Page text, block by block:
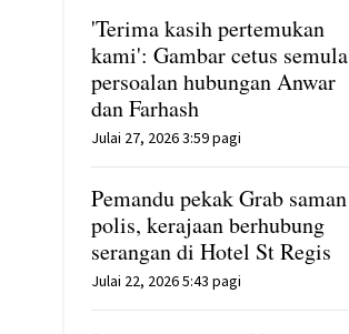
'Terima kasih pertemukan
kami': Gambar cetus semula
persoalan hubungan Anwar
dan Farhash
Julai 27, 2026 3:59 pagi
Pemandu pekak Grab saman
polis, kerajaan berhubung
serangan di Hotel St Regis
Julai 22, 2026 5:43 pagi